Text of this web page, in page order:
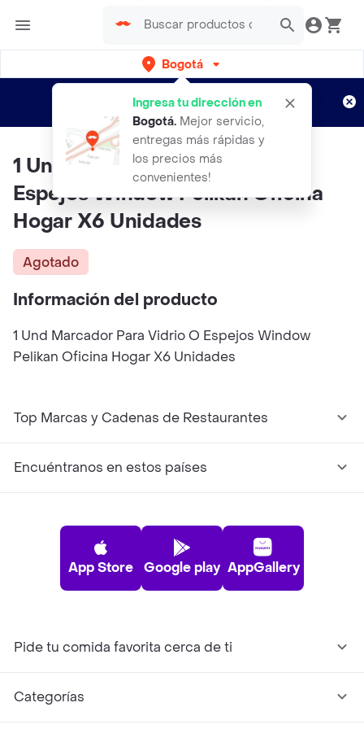
Bogotá
Ingresa tu dirección en
Bogotá. Mejor servicio,
entregas más rápidas y
los precios más
convenientes!
envíos gratis por semanas
Aplican TyC
1 Und Marcador Para Vidrio O
Espejos Window Pelikan Oficina
Hogar X6 Unidades
Agotado
Información del producto
1 Und Marcador Para Vidrio O Espejos Window
Pelikan Oficina Hogar X6 Unidades
Top Marcas y Cadenas de Restaurantes
Encuéntranos en estos países
App Store Google play AppGallery
Pide tu comida favorita cerca de ti
Categorías